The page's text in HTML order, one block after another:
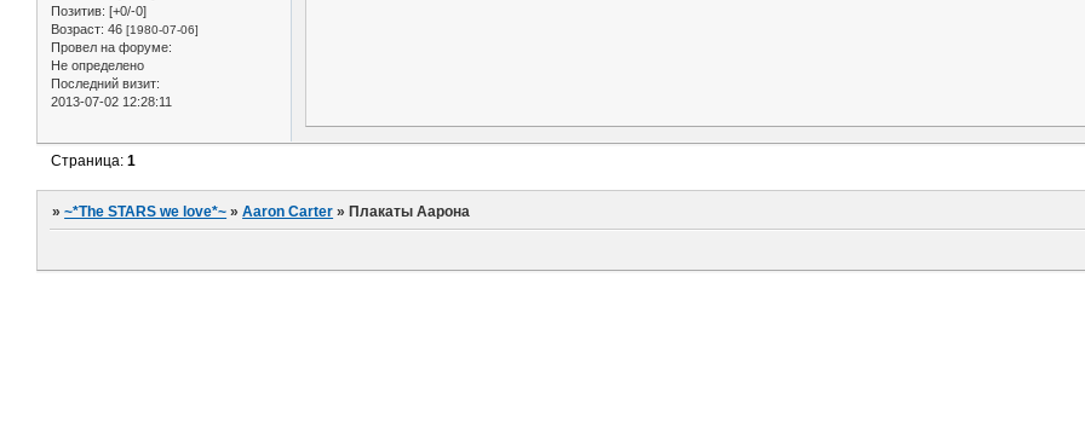
Позитив: [+0/-0]
Возраст: 46 [1980-07-06]
Провел на форуме:
Не определено
Последний визит:
2013-07-02 12:28:11
Страница:1
»~*The STARS we love*~ »Aaron Carter »Плакаты Аарона